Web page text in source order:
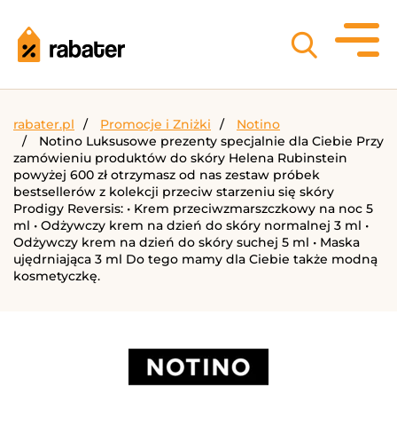
rabater.pl Promocje i Zniżki
Notino
Notino Luksusowe prezenty specjalnie dla Ciebie Przy
zamówieniu produktów do skóry Helena Rubinstein
powyżej 600 zł otrzymasz od nas zestaw próbek
bestsellerów z kolekcji przeciw starzeniu się skóry
Prodigy Reversis: • Krem przeciwzmarszczkowy na noc 5
ml • Odżywczy krem na dzień do skóry normalnej 3 ml •
Odżywczy krem na dzień do skóry suchej 5 ml • Maska
ujędrniająca 3 ml Do tego mamy dla Ciebie także modną
kosmetyczkę.